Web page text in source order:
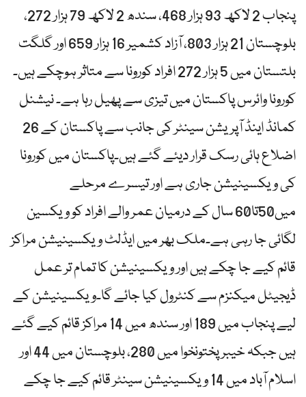
پنجاب 2 لاکھ 93 ہزار 468، سندھ 2 لاکھ 79 ہزار 272،
بلوچستان 21 ہزار 803، آزاد کشمیر 16 ہزار 659 اور گلگت
بلتستان میں 5 ہزار 272 افراد کورونا سے متاثر ہوچکے ہیں۔
کورونا وائرس پاکستان میں تیزی سے پھیل رہا ہے۔ نیشنل
کمانڈ اینڈ آپریشن سینٹر کی جانب سے پاکستان کے 26
اضلاع ہائی رسک قرار دیئے گئے ہیں۔پاکستان میں کورونا
کی ویکسینیشن جاری ہے اور تیسرے مرحلے
میں50تا60 سال کے درمیان عمر والے افراد کو ویکسین
لگائی جا رہی ہے۔ملک بھر میں ایڈلٹ ویکسینیشن مراکز
قائم کیے جا چکے ہیں اور ویکسینیشن کا تمام تر عمل
ڈیجیٹل میکنزم سے کنٹرول کیا جائے گا۔ویکسینیشن کے
لیے پنجاب میں 189 اور سندھ میں 14 مراکز قائم کیے گئے
ہیں جبکہ خیبر پختونخوا میں 280، بلوچستان میں 44 اور
اسلام آباد میں 14 ویکسینیشن سینٹر قائم کیے جا چکے